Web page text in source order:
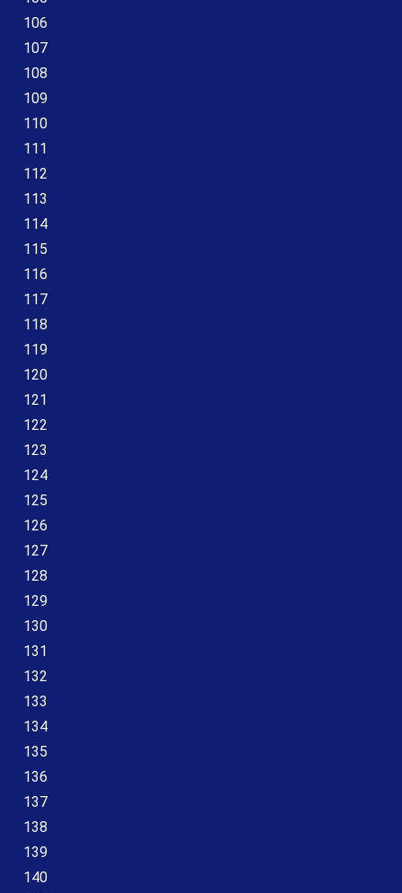
106
107
108
109
110
111
112
113
114
115
116
117
118
119
120
121
122
123
124
125
126
127
128
129
130
131
132
133
134
135
136
137
138
139
140